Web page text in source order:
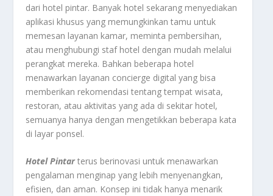
dari hotel pintar. Banyak hotel sekarang menyediakan
aplikasi khusus yang memungkinkan tamu untuk
memesan layanan kamar, meminta pembersihan,
atau menghubungi staf hotel dengan mudah melalui
perangkat mereka. Bahkan beberapa hotel
menawarkan layanan concierge digital yang bisa
memberikan rekomendasi tentang tempat wisata,
restoran, atau aktivitas yang ada di sekitar hotel,
semuanya hanya dengan mengetikkan beberapa kata
di layar ponsel.
Hotel Pintarterus berinovasi untuk menawarkan
pengalaman menginap yang lebih menyenangkan,
efisien, dan aman. Konsep ini tidak hanya menarik